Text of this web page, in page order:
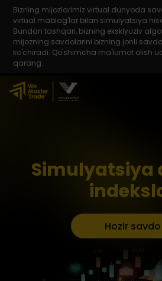
Bizning mijozlarimiz virtual dunyoda
virtual mablag'lar bilan simulyatsiya
Bundan tashqari, bizning eksklyuziv
mijozning savdolarini bizning jonli
ko'chiradi. Qo'shimcha ma'lumot olish
qarang.
Simulyatsiya
Hozir savdo